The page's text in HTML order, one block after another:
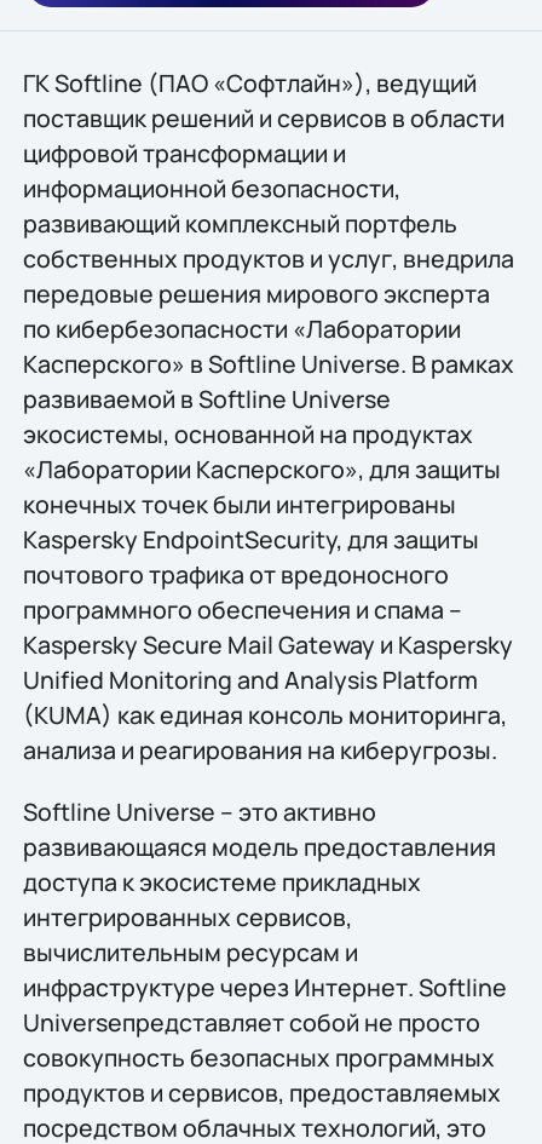
ГК Softline (ПАО «Софтлайн»), ведущий
поставщик решений и сервисов в области
цифровой трансформации и
информационной безопасности,
развивающий комплексный портфель
собственных продуктов и услуг, внедрила
передовые решения мирового эксперта
по кибербезопасности «Лаборатории
Касперского» в Softline Universe. В рамках
развиваемой в Softline Universe
экосистемы, основанной на продуктах
«Лаборатории Касперского», для защиты
конечных точек были интегрированы
Kaspersky EndpointSecurity, для защиты
почтового трафика от вредоносного
программного обеспечения и спама –
Kaspersky Secure Mail Gateway и Kaspersky
Unified Monitoring and Analysis Platform
(KUMA) как единая консоль мониторинга,
анализа и реагирования на киберугрозы.
Softline Universe – это активно
развивающаяся модель предоставления
доступа к экосистеме прикладных
интегрированных сервисов,
вычислительным ресурсам и
инфраструктуре через Интернет. Softline
Universeпредставляет собой не просто
совокупность безопасных программных
продуктов и сервисов, предоставляемых
посредством облачных технологий, это